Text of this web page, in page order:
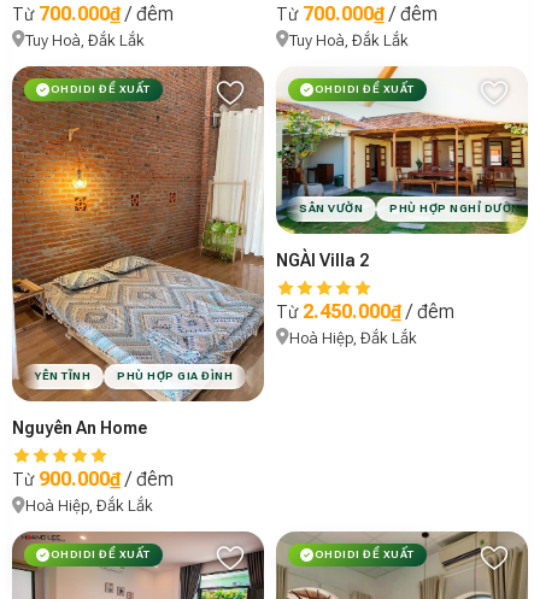
Từ 700.000₫/ đêm
Tuy Hoà, Đắk Lắk
Từ 700.000₫/ đêm
Tuy Hoà, Đắk Lắk
OHDIDI ĐỀ XUẤT
YÊN TĨNH PHÙ HỢP GIA ĐÌNH
Nguyên An Home
Từ 900.000₫/ đêm
Hoà Hiệp, Đắk Lắk
OHDIDI ĐỀ XUẤT
SÂN VƯỜN PHÙ HỢP NGHỈ DƯỠNG
NGÀI Villa 2
Từ 2.450.000₫/ đêm
Hoà Hiệp, Đắk Lắk
OHDIDI ĐỀ XUẤT OHDIDI ĐỀ XUẤT